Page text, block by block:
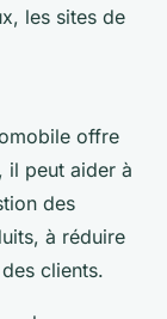
les sites de
offre
il peut aider à
des
à réduire
clients.